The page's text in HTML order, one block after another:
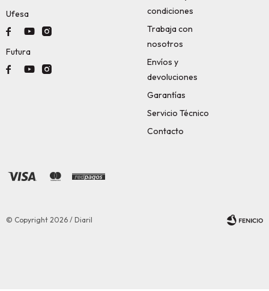
condiciones
Trabaja con
nosotros
Envíos y
devoluciones
Garantías
Servicio Técnico
Contacto
Ufesa
  
Futura
  
© Copyright 2026 / Diaril